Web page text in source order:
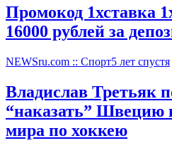
Промокод 1хставка
16000 рублей за
NEWSru.com :: Спорт5 лет спустя
Владислав Третьяк
“наказать” Швецию
мира по хоккею